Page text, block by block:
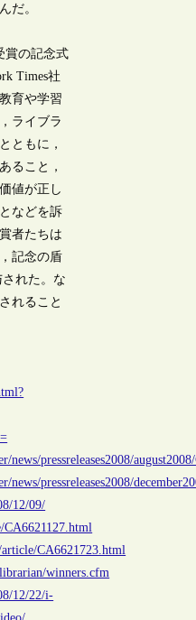
だ。
賞の記念式
Times社
育や学習
ライブラ
ともに，
ること，
値が正し
などを訴
者たちは
記念の盾
された。な
れること
news/pressreleases2008/
news/pressreleases2008/
12/09/
CA6621723.html
winners.cfm
12/22/i-